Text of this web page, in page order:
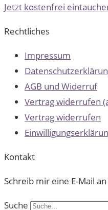
Jetzt kostenfrei
Rechtliches
Impressum
AGB und Widerruf
Vertrag widerrufen
Vertrag widerrufen
Kontakt
Schreib mir eine E-Mail
Suche